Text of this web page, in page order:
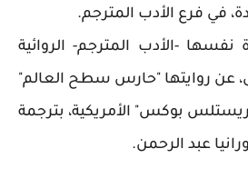
في فرع الأدب المترجم.
-الأدب المترجم- الروائية
عن روايتها "حارس سطح العالم"
بوكس" الأمريكية، بترجمة
عبد الرحمن.